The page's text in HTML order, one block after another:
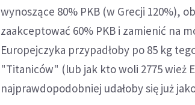
wynoszące 80% PKB (w Grecji 120%),
zaakceptować 60% PKB i zamienić na
Europejczyka przypadłoby po 85 kg
"Titaniców" (lub jak kto woli 2775 wież
najprawdopodobniej udałoby się już